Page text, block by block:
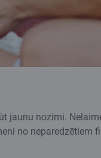
jaunu nozīmi.
no neparedzētiem